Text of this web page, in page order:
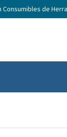
Consumibles de